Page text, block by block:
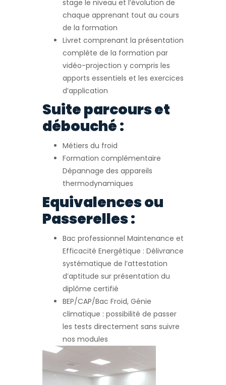
stage le niveau et l’évolution de
chaque apprenant tout au cours
de la formation
Livret comprenant la présentation
complète de la formation par
vidéo-projection y compris les
apports essentiels et les exercices
d’application
Suite parcours et
débouché :
Métiers du froid
Formation complémentaire
Dépannage des appareils
thermodynamiques
Equivalences ou
Passerelles :
Bac professionnel Maintenance et
Efficacité Energétique : Délivrance
systématique de l’attestation
d’aptitude sur présentation du
diplôme certifié
BEP/CAP/Bac Froid, Génie
climatique : possibilité de passer
les tests directement sans suivre
nos modules